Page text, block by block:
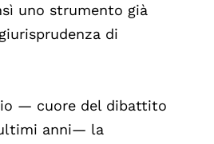
uno strumento già
di
— cuore del dibattito
anni— la